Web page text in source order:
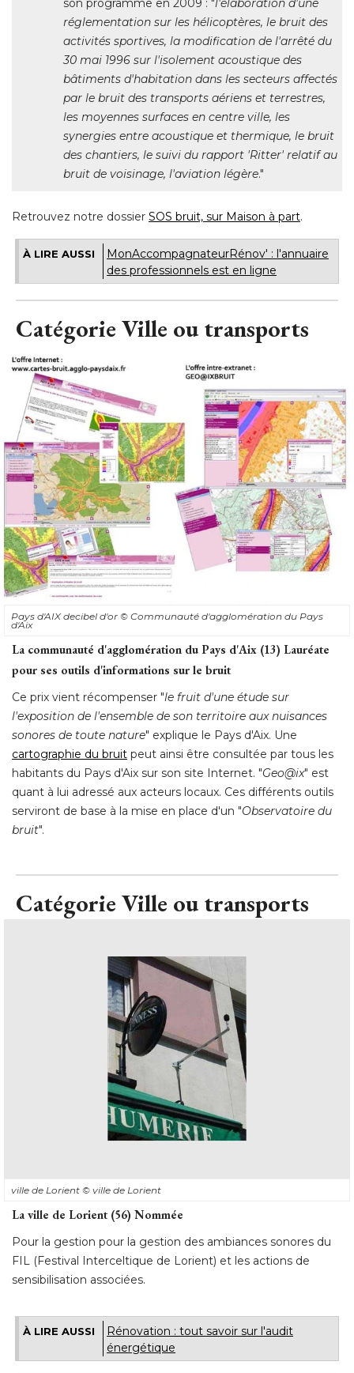
son programme en 2009 : "l'élaboration d'une
réglementation sur les hélicoptères, le bruit des
activités sportives, la modification de l'arrêté du
30 mai 1996 sur l'isolement acoustique des
bâtiments d'habitation dans les secteurs affectés
par le bruit des transports aériens et terrestres,
les moyennes surfaces en centre ville, les
synergies entre acoustique et thermique, le bruit
des chantiers, le suivi du rapport 'Ritter' relatif au
bruit de voisinage, l'aviation légère."
Retrouvez notre dossier SOS bruit, sur Maison à part.
À LIRE AUSSI
MonAccompagnateurRénov' : l'annuaire
des professionnels est en ligne
Catégorie Ville ou transports
Pays d'AIX decibel d'or © Communauté d'agglomération du Pays
d'Aix
La communauté d'agglomération du Pays d'Aix (13) Lauréate
pour ses outils d'informations sur le bruit
Ce prix vient récompenser "le fruit d'une étude sur
l'exposition de l'ensemble de son territoire aux nuisances
sonores de toute nature" explique le Pays d'Aix. Une
cartographie du bruit peut ainsi être consultée par tous les
habitants du Pays d'Aix sur son site Internet. "Geo@ix" est
quant à lui adressé aux acteurs locaux. Ces différents outils
serviront de base à la mise en place d'un "Observatoire du
bruit".
Catégorie Ville ou transports
ville de Lorient © ville de Lorient
La ville de Lorient (56) Nommée
Pour la gestion pour la gestion des ambiances sonores du
FIL (Festival Interceltique de Lorient) et les actions de
sensibilisation associées.
À LIRE AUSSI
Rénovation : tout savoir sur l'audit
énergétique